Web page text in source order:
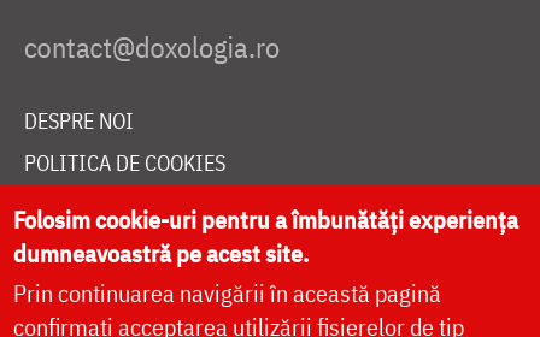
DESPRE NOI
POLITICA DE COOKIES
DONEAZĂ ONLINE PENTRU CATEDRALA NAȚIONALĂ
LIVE
Folosim cookie-uri pentru a îmbunătăți experiența
dumneavoastră pe acest site.
Prin continuarea navigării în această pagină
confirmați acceptarea utilizării fișierelor de tip